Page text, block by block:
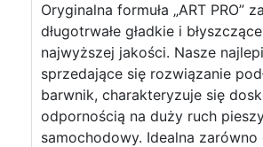
Oryginalna formuła „ART PRO”
długotrwałe gładkie i
najwyższej jakości. Nasze
sprzedające się rozwiązanie
barwnik, charakteryzuje się
odpornością na duży ruch
samochodowy. Idealna zarówno